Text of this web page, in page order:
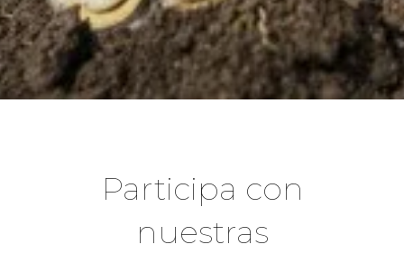
Participa con
nuestras